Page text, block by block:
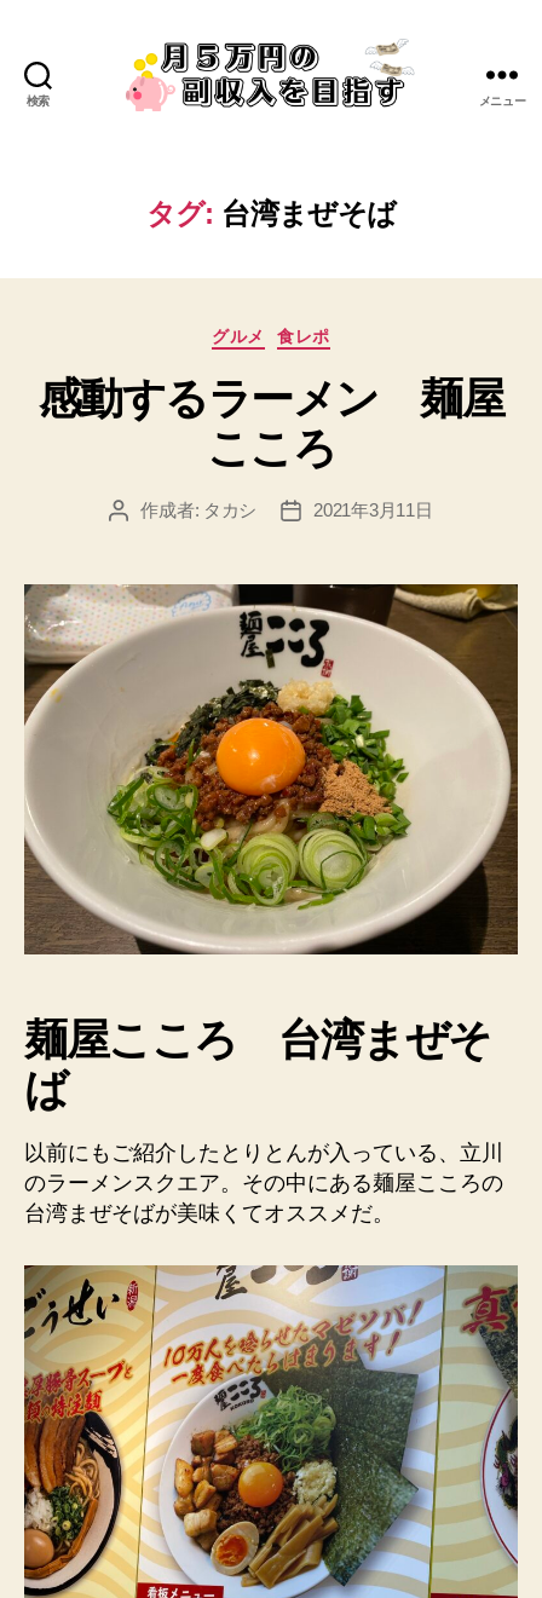
検索 メニュー
タグ: 台湾まぜそば
グルメ 食レポ
感動するラーメン 麺屋
こころ
作成者: タカシ 2021年3月11日
麺屋こころ
台湾まぜそ
ば
以前にもご紹介したとりとんが入っている、立川
のラーメンスクエア。その中にある麺屋こころの
台湾まぜそばが美味くてオススメだ。